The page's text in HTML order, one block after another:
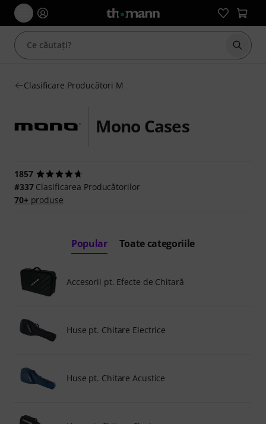
Clasificare Producători M
Mono Cases
1857
#337Clasificarea Producătorilor
70+produse
Popular Toate categoriile
Accesorii pt. Efecte de Chitară
Huse pt. Chitare Electrice
Huse pt. Chitare Acustice